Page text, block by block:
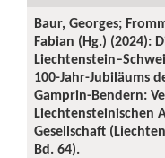
Baur, Georges;
Fabian (Hg.) (2024):
100-Jahr-Jubiläums
Gamprin-Bendern:
Liechtensteinischen
Gesellschaft
Bd. 64).